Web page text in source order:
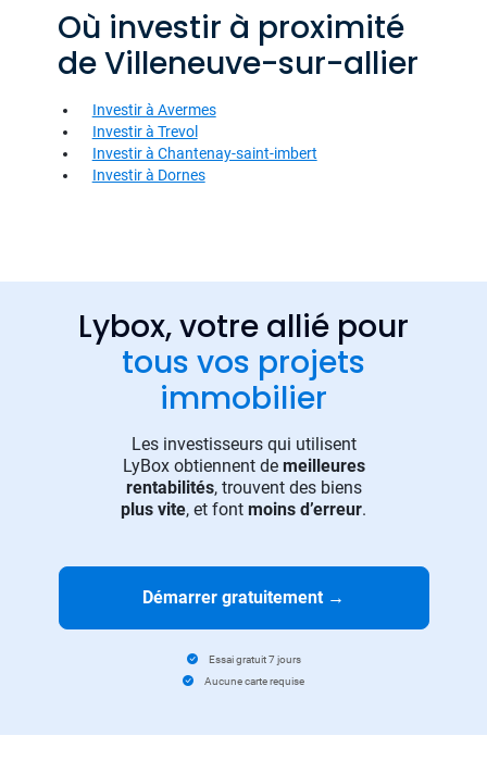
Où investir à proximité
de Villeneuve-sur-allier
Investir à Avermes
Investir à Trevol
Investir à Chantenay-saint-imbert
Investir à Dornes
Lybox, votre allié pour
tous vos projets
immobilier
Les investisseurs qui utilisent
LyBox obtiennent de meilleures
rentabilités, trouvent des biens
plus vite, et font moins d’erreur.
Démarrer gratuitement →
Essai gratuit 7 jours
Aucune carte requise